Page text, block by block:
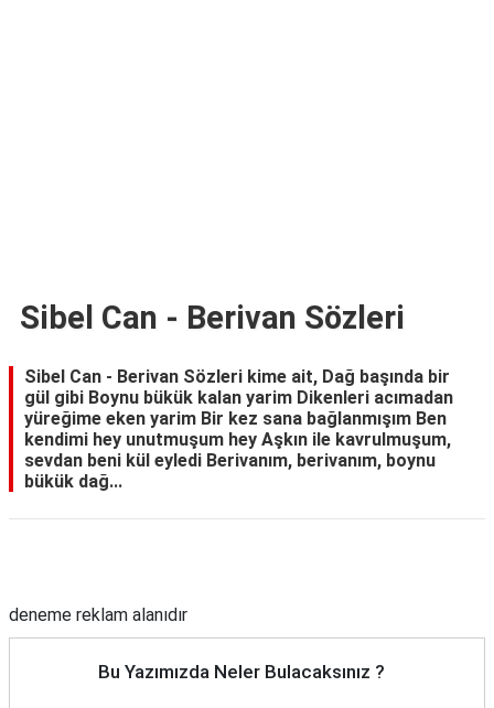
Sibel Can - Berivan Sözleri
Sibel Can - Berivan Sözleri kime ait, Dağ başında bir
gül gibi Boynu bükük kalan yarim Dikenleri acımadan
yüreğime eken yarim Bir kez sana bağlanmışım Ben
kendimi hey unutmuşum hey Aşkın ile kavrulmuşum,
sevdan beni kül eyledi Berivanım, berivanım, boynu
bükük dağ...
deneme reklam alanıdır
Bu Yazımızda Neler Bulacaksınız ?